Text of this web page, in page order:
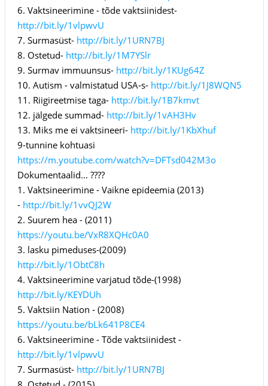
6. Vaktsineerimine - tõde vaktsiinidest-
http://bit.ly/1vlpwvU
7. Surmasüst- http://bit.ly/1URN7BJ
8. Ostetud- http://bit.ly/1M7YSlr
9. Surmav immuunsus- http://bit.ly/1KUg64Z
10. Autism - valmistatud USA-s- http://bit.ly/1J8WQN5
11. Riigireetmise taga- http://bit.ly/1B7kmvt
12. jälgede summad- http://bit.ly/1vAH3Hv
13. Miks me ei vaktsineeri- http://bit.ly/1KbXhuf
9-tunnine kohtuasi
https://m.youtube.com/watch?v=DFTsd042M3o
Dokumentaalid... ????
1. Vaktsineerimine - Vaikne epideemia (2013)
- http://bit.ly/1vvQJ2W
2. Suurem hea - (2011)
https://youtu.be/VxR8XQHc0A0
3. lasku pimeduses-(2009)
http://bit.ly/1ObtC8h
4. Vaktsineerimine varjatud tõde-(1998)
http://bit.ly/KEYDUh
5. Vaktsiin Nation - (2008)
https://youtu.be/bLk641P8CE4
6. Vaktsineerimine - Tõde vaktsiinidest -
http://bit.ly/1vlpwvU
7. Surmasüst- http://bit.ly/1URN7BJ